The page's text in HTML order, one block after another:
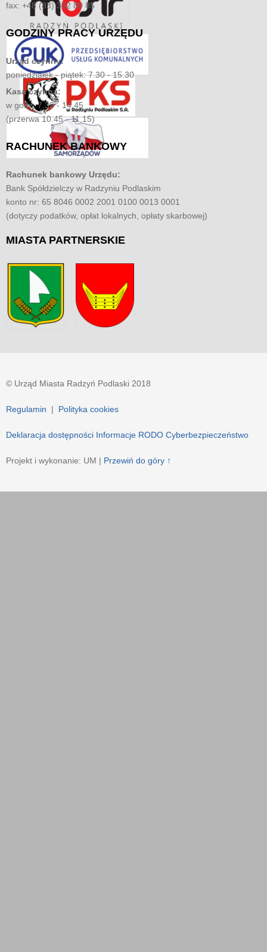
fax: +48 (83) 352 80 85
GODZINYPRACY URZĘDU
Urząd czynny:
poniedziałek - piątek: 7.30 - 15.30
Kasa czynna:
w godz. 7.30 - 14.45
(przerwa 10.45 - 11.15)
RACHUNEKBANKOWY
Rachunek bankowy Urzędu:
Bank Spółdzielczy w Radzyniu Podlaskim
konto nr: 65 8046 0002 2001 0100 0013 0001
(dotyczy podatków, opłat lokalnych, opłaty skarbowej)
MIASTAPARTNERSKIE
© Urząd Miasta Radzyń Podlaski 2018
Regulamin | Polityka cookies
Deklaracja dostępności Informacje RODO Cyberbezpieczeństwo
Projekt i wykonanie: UM | Przewiń do góry ↑